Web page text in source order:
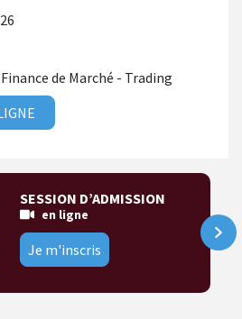
de Marché - Trading
SESSION D’ADMISSION
en ligne
Je m'inscris